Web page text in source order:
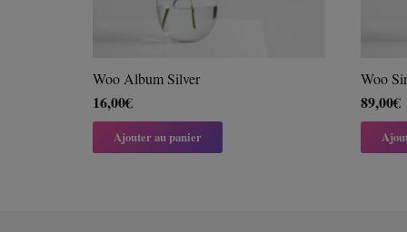
Woo Album Silver
16,00€
Ajouter au panier
Woo
89,00€